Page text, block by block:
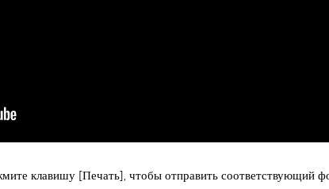
клавишу [Печать], чтобы отправить соответствующий